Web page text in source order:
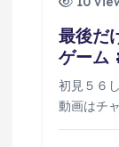
最後だ
ゲーム
初見５６
動画はチ